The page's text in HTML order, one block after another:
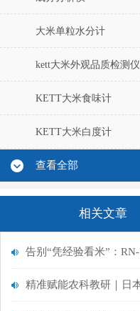
大米单粒水分计
kett大米外观品质检测仪
KETT大米食味计
KETT大米白度计
查看全部
相关文章